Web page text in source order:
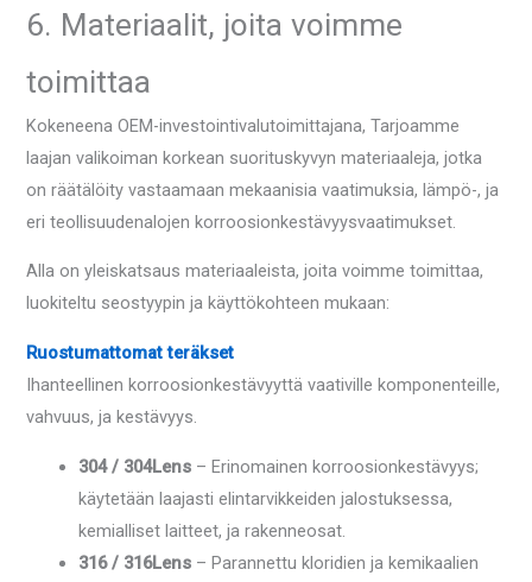
6. Materiaalit, joita voimme
toimittaa
Kokeneena OEM-investointivalutoimittajana, Tarjoamme
laajan valikoiman korkean suorituskyvyn materiaaleja, jotka
on räätälöity vastaamaan mekaanisia vaatimuksia, lämpö-, ja
eri teollisuudenalojen korroosionkestävyysvaatimukset.
Alla on yleiskatsaus materiaaleista, joita voimme toimittaa,
luokiteltu seostyypin ja käyttökohteen mukaan:
Ruostumattomat teräkset
Ihanteellinen korroosionkestävyyttä vaativille komponenteille,
vahvuus, ja kestävyys.
304 / 304Lens – Erinomainen korroosionkestävyys;
käytetään laajasti elintarvikkeiden jalostuksessa,
kemialliset laitteet, ja rakenneosat.
316 / 316Lens – Parannettu kloridien ja kemikaalien